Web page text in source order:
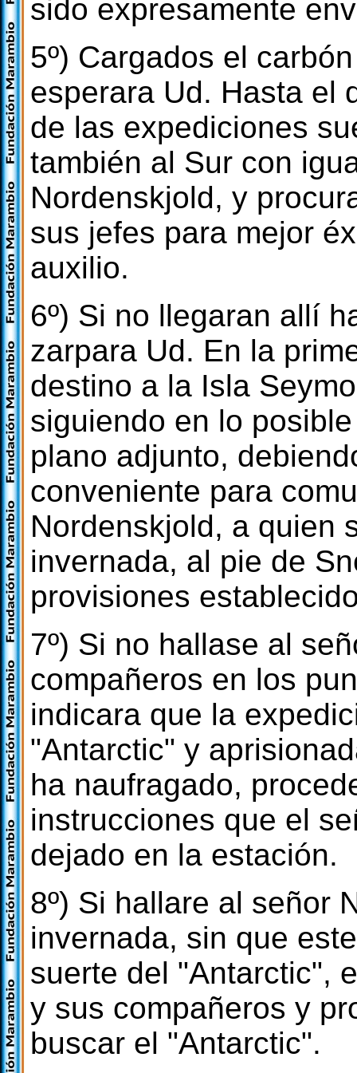
sido expresamente
5º) Cargados el
esperara Ud. Hasta el
de las expediciones
también al Sur con
Nordenskjold, y
sus jefes para mejor
auxilio.
6º) Si no llegaran allí
zarpara Ud. En la
destino a la Isla
siguiendo en lo
plano adjunto,
conveniente para
Nordenskjold, a quien
invernada, al pie de
provisiones
7º) Si no hallase al
compañeros en los
indicara que la
"Antarctic" y
ha naufragado,
instrucciones que el
dejado en la estación.
8º) Si hallare al señor
invernada, sin que
suerte del "Antarctic",
y sus compañeros y
buscar el "Antarctic".